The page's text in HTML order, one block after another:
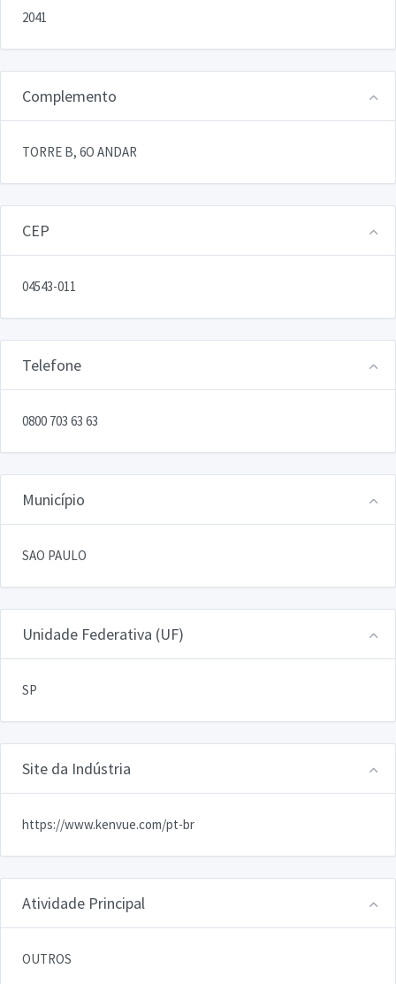
2041
Complemento
TORRE B, 6O ANDAR
CEP
04543-011
Telefone
0800 703 63 63
Município
SAO PAULO
Unidade Federativa (UF)
SP
Site da Indústria
https://www.kenvue.com/pt-br
Atividade Principal
OUTROS